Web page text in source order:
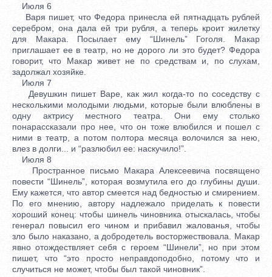
Июля 6
Варя пишет, что Федора принесла ей пятнадцать рублей
серебром, она дала ей три рубля, а теперь кроит жилетку
для Макара. Посылает ему “Шинель” Гоголя. Макар
приглашает ее в театр, но не дорого ли это будет? Федора
говорит, что Макар живет не по средствам и, по слухам,
задолжал хозяйке.
Июля 7
Девушкин пишет Варе, как жил когда-то по соседству с
несколькими молодыми людьми, которые были влюблены в
одну актрису местного театра. Они ему столько
понарассказали про нее, что он тоже влюбился и пошел с
ними в театр, а потом полтора месяца волочился за нею,
влез в долги... и “разлюбил ее: наскучило!”.
Июля 8
Пространное письмо Макара Алексеевича посвящено
повести “Шинель”, которая возмутила его до глубины души.
Ему кажется, что автор смеется над бедностью и смирением.
По его мнению, автору надлежало приделать к повести
хороший конец: чтобы шинель чиновника отыскалась, чтобы
генерал повысил его чином и прибавил жалованья, чтобы
зло было наказано, а добродетель восторжествовала. Макар
явно отождествляет себя с героем “Шинели”, но при этом
пишет, что “это просто неправдоподобно, потому что и
случиться не может, чтобы был такой чиновник”.